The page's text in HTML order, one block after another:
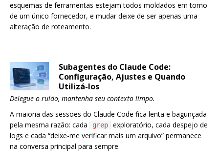
esquemas de ferramentas estejam todos moldados em torno
de um único fornecedor, e mudar deixe de ser apenas uma
alteração de roteamento.
Subagentes do Claude Code:
Configuração, Ajustes e Quando
Utilizá-los
Delegue o ruído, mantenha seu contexto limpo.
A maioria das sessões do Claude Code fica lenta e bagunçada
pela mesma razão: cada
grep
exploratório, cada despejo de
logs e cada “deixe-me verificar mais um arquivo” permanece
na conversa principal para sempre.